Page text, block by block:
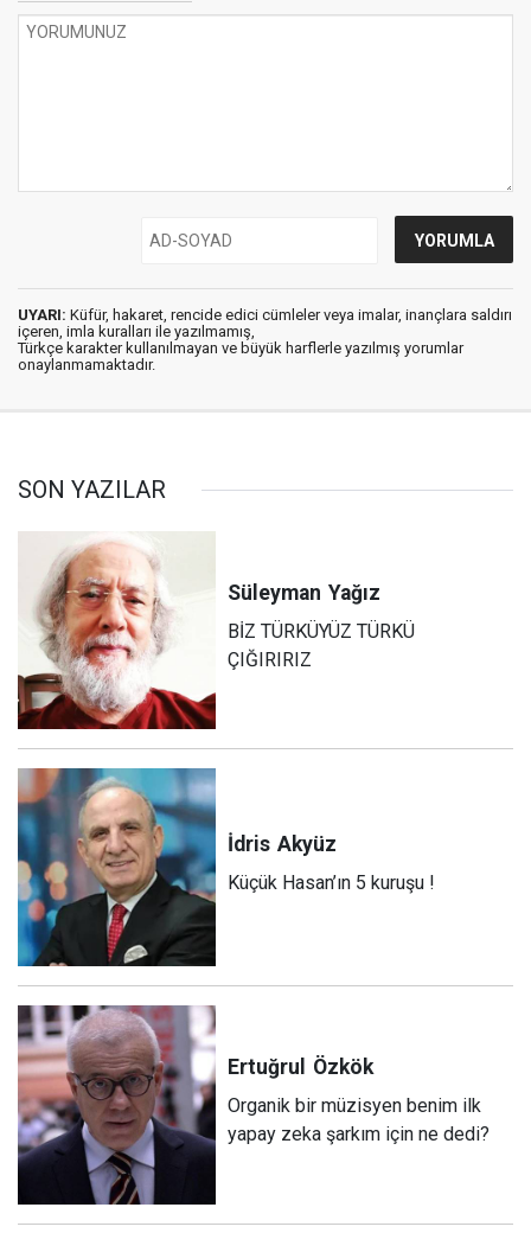
UYARI: Küfür, hakaret, rencide edici cümleler veya imalar, inançlara saldırı
içeren, imla kuralları ile yazılmamış,
Türkçe karakter kullanılmayan ve büyük harflerle yazılmış yorumlar
onaylanmamaktadır.
SON YAZILAR
Süleyman Yağız
BİZ TÜRKÜYÜZ TÜRKÜ
ÇIĞIRIRIZ
İdris Akyüz
Küçük Hasan’ın 5 kuruşu !
Ertuğrul Özkök
Organik bir müzisyen benim ilk
yapay zeka şarkım için ne dedi?